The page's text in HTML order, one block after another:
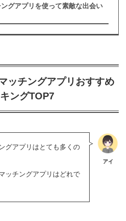
グアプリを使って素敵な出会い
ッチングアプリおすすめ
ングTOP7
グアプリはとても多くの
ッチングアプリはどれで
アイ